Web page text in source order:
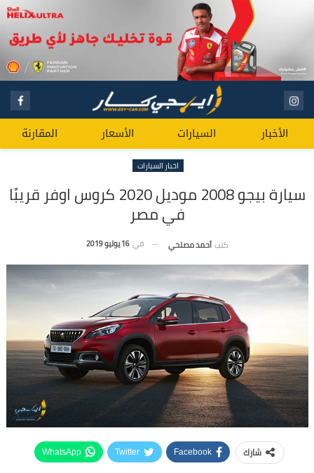
الأخبار السيارات الأسعار المقارنة
اخبار السيارات
سيارة بيجو 2008 موديل 2020 كروس اوفر قريبًا
في مصر
كتب أحمد مصلحي في 16 يوليو 2019
شارك Facebook
Twitter
WhatsApp